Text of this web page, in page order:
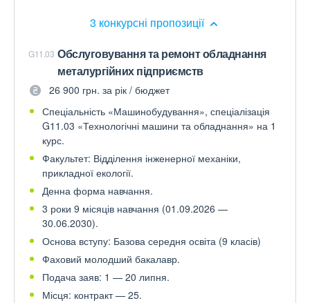
3 конкурсні пропозиції
G11.03 Обслуговування та ремонт обладнання
металургійних підприємств
26 900 грн. за рік / бюджет
Спеціальність «Машинобудування», спеціалізація
G11.03 «Технологічні машини та обладнання» на 1
курс.
Факультет: Відділення інженерної механіки,
прикладної екології.
Денна форма навчання.
3 роки 9 місяців навчання (01.09.2026 —
30.06.2030).
Основа вступу: Базова середня освіта (9 класів)
Фаховий молодший бакалавр.
Подача заяв: 1 — 20 липня.
Місця: контракт — 25.